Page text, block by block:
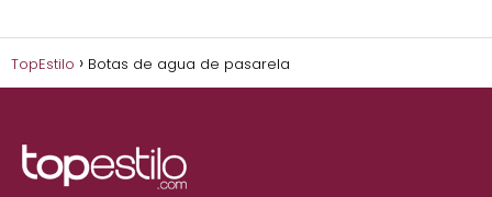
TopEstilo Botas de agua de pasarela